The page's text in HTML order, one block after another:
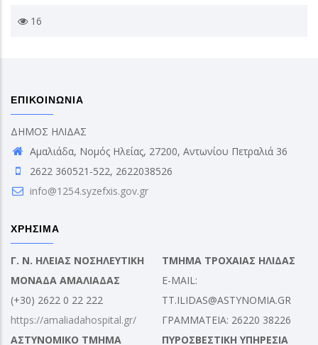
16
ΕΠΙΚΟΙΝΩΝΙΑ
ΔΗΜΟΣ ΗΛΙΔΑΣ
Αμαλιάδα, Νομός Ηλείας, 27200, Αντωνίου Πετραλιά 36
2622 360521-522, 2622038526
info@1254.syzefxis.gov.gr
ΧΡΗΣΙΜΑ
Γ. Ν. ΗΛΕΙΑΣ ΝΟΣΗΛΕΥΤΙΚΗ
ΜΟΝΑΔΑ ΑΜΑΛΙΑΔΑΣ
(+30) 2622 0 22 222
https://amaliadahospital.gr/
ΑΣΤΥΝΟΜΙΚΟ ΤΜΗΜΑ
ΤΜΗΜΑ ΤΡΟΧΑΙΑΣ ΗΛΙΔΑΣ
E-MAIL:
TT.ILIDAS@ASTYNOMIA.GR
ΓΡΑΜΜΑΤΕΙΑ: 26220 38226
ΠΥΡΟΣΒΕΣΤΙΚΗ ΥΠΗΡΕΣΙΑ